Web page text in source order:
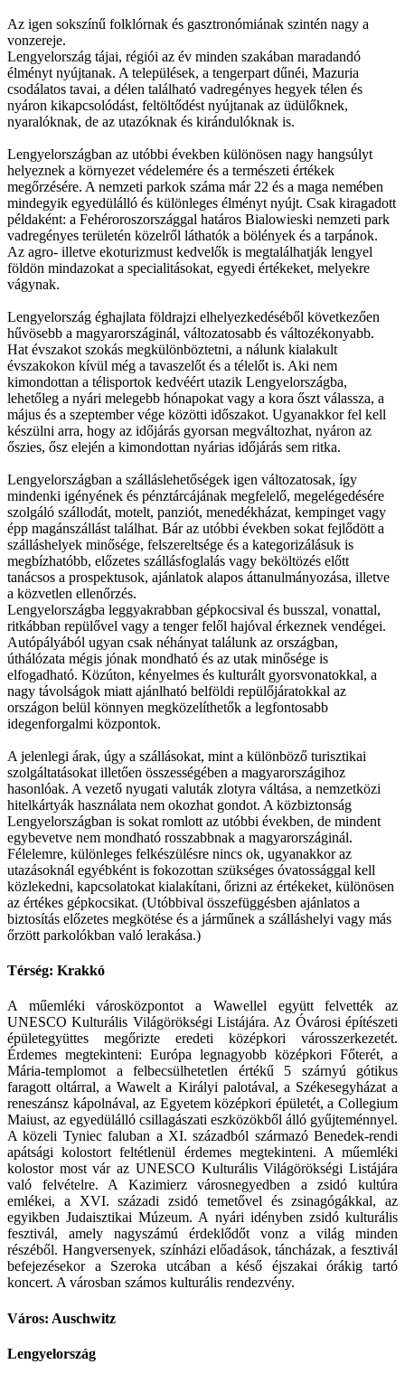
Az igen sokszínű folklórnak és gasztronómiának szintén nagy a
vonzereje.
Lengyelország tájai, régiói az év minden szakában maradandó
élményt nyújtanak. A települések, a tengerpart dűnéi, Mazuria
csodálatos tavai, a délen található vadregényes hegyek télen és
nyáron kikapcsolódást, feltöltődést nyújtanak az üdülőknek,
nyaralóknak, de az utazóknak és kirándulóknak is.
Lengyelországban az utóbbi években különösen nagy hangsúlyt
helyeznek a környezet védelemére és a természeti értékek
megőrzésére. A nemzeti parkok száma már 22 és a maga nemében
mindegyik egyedülálló és különleges élményt nyújt. Csak kiragadott
példaként: a Fehéroroszországgal határos Bialowieski nemzeti park
vadregényes területén közelről láthatók a bölények és a tarpánok.
Az agro- illetve ekoturizmust kedvelők is megtalálhatják lengyel
földön mindazokat a specialitásokat, egyedi értékeket, melyekre
vágynak.
Lengyelország éghajlata földrajzi elhelyezkedéséből következően
hűvösebb a magyarországinál, változatosabb és változékonyabb.
Hat évszakot szokás megkülönböztetni, a nálunk kialakult
évszakokon kívül még a tavaszelőt és a télelőt is. Aki nem
kimondottan a télisportok kedvéért utazik Lengyelországba,
lehetőleg a nyári melegebb hónapokat vagy a kora őszt válassza, a
május és a szeptember vége közötti időszakot. Ugyanakkor fel kell
készülni arra, hogy az időjárás gyorsan megváltozhat, nyáron az
őszies, ősz elején a kimondottan nyárias időjárás sem ritka.
Lengyelországban a szálláslehetőségek igen változatosak, így
mindenki igényének és pénztárcájának megfelelő, megelégedésére
szolgáló szállodát, motelt, panziót, menedékházat, kempinget vagy
épp magánszállást találhat. Bár az utóbbi években sokat fejlődött a
szálláshelyek minősége, felszereltsége és a kategorizálásuk is
megbízhatóbb, előzetes szállásfoglalás vagy beköltözés előtt
tanácsos a prospektusok, ajánlatok alapos áttanulmányozása, illetve
a közvetlen ellenőrzés.
Lengyelországba leggyakrabban gépkocsival és busszal, vonattal,
ritkábban repülővel vagy a tenger felől hajóval érkeznek vendégei.
Autópályából ugyan csak néhányat találunk az országban,
úthálózata mégis jónak mondható és az utak minősége is
elfogadható. Közúton, kényelmes és kulturált gyorsvonatokkal, a
nagy távolságok miatt ajánlható belföldi repülőjáratokkal az
országon belül könnyen megközelíthetők a legfontosabb
idegenforgalmi központok.
A jelenlegi árak, úgy a szállásokat, mint a különböző turisztikai
szolgáltatásokat illetően összességében a magyarországihoz
hasonlóak. A vezető nyugati valuták zlotyra váltása, a nemzetközi
hitelkártyák használata nem okozhat gondot. A közbiztonság
Lengyelországban is sokat romlott az utóbbi években, de mindent
egybevetve nem mondható rosszabbnak a magyarországinál.
Félelemre, különleges felkészülésre nincs ok, ugyanakkor az
utazásoknál egyébként is fokozottan szükséges óvatossággal kell
közlekedni, kapcsolatokat kialakítani, őrizni az értékeket, különösen
az értékes gépkocsikat. (Utóbbival összefüggésben ajánlatos a
biztosítás előzetes megkötése és a járműnek a szálláshelyi vagy más
őrzött parkolókban való lerakása.)
Térség: Krakkó
A műemléki városközpontot a Wawellel együtt felvették az
UNESCO Kulturális Világörökségi Listájára. Az Óvárosi építészeti
épületegyüttes megőrizte eredeti középkori városszerkezetét.
Érdemes megtekinteni: Európa legnagyobb középkori Főterét, a
Mária-templomot a felbecsülhetetlen értékű 5 szárnyú gótikus
faragott oltárral, a Wawelt a Királyi palotával, a Székesegyházat a
reneszánsz kápolnával, az Egyetem középkori épületét, a Collegium
Maiust, az egyedülálló csillagászati eszközökből álló gyűjteménnyel.
A közeli Tyniec faluban a XI. századból származó Benedek-rendi
apátsági kolostort feltétlenül érdemes megtekinteni. A műemléki
kolostor most vár az UNESCO Kulturális Világörökségi Listájára
való felvételre. A Kazimierz városnegyedben a zsidó kultúra
emlékei, a XVI. századi zsidó temetővel és zsinagógákkal, az
egyikben Judaisztikai Múzeum. A nyári idényben zsidó kulturális
fesztivál, amely nagyszámú érdeklődőt vonz a világ minden
részéből. Hangversenyek, színházi előadások, táncházak, a fesztivál
befejezésekor a Szeroka utcában a késő éjszakai órákig tartó
koncert. A városban számos kulturális rendezvény.
Város: Auschwitz
Lengyelország